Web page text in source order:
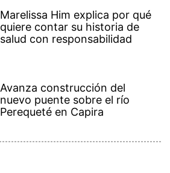
Marelissa Him explica por qué
quiere contar su historia de
salud con responsabilidad
Avanza construcción del
nuevo puente sobre el río
Perequeté en Capira